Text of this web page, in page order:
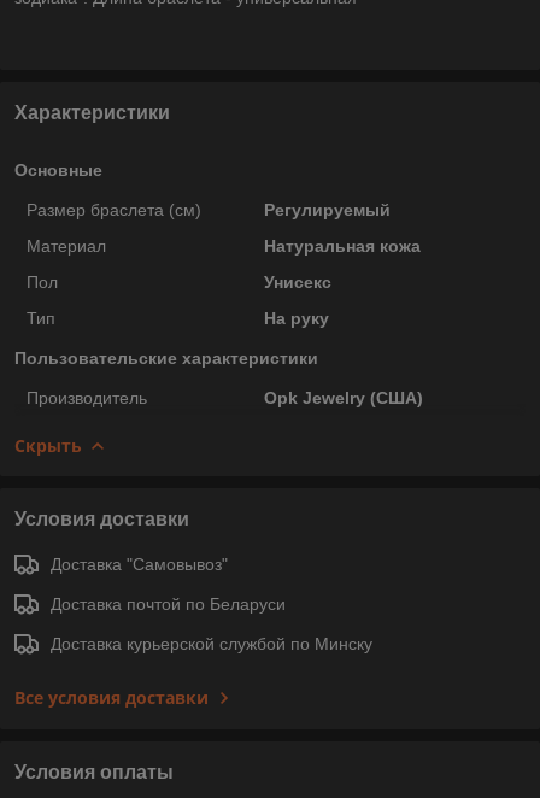
Характеристики
Основные
Размер браслета (см)
Регулируемый
Материал
Натуральная кожа
Пол
Унисекс
Тип
На руку
Пользовательские характеристики
Производитель Opk Jewelry (США)
Скрыть
Условия доставки
Доставка "Самовывоз"
Доставка почтой по Беларуси
Доставка курьерской службой по Минску
Все условия доставки
Условия оплаты